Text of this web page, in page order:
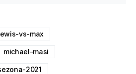
vs-max
michael-masi
2021